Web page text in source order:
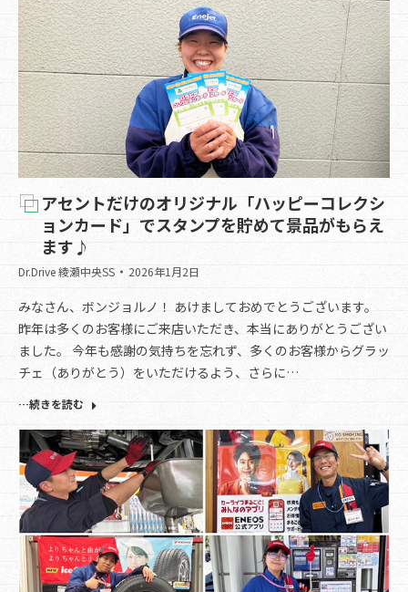
アセントだけのオリジナル「ハッピーコレクシ
ョンカード」でスタンプを貯めて景品がもらえ
ます♪
Dr.Drive 綾瀬中央SS 2026年1月2日
みなさん、ボンジョルノ！ あけましておめでとうございます。
昨年は多くのお客様にご来店いただき、本当にありがとうござい
ました。 今年も感謝の気持ちを忘れず、多くのお客様からグラッ
チェ（ありがとう）をいただけるよう、さらに…
…続きを読む